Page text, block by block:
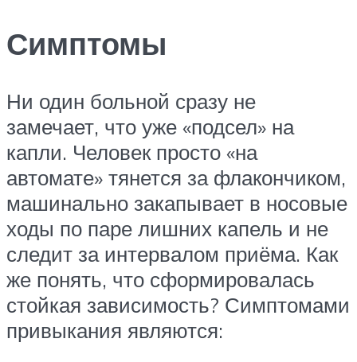
Симптомы
Ни один больной сразу не
замечает, что уже «подсел» на
капли. Человек просто «на
автомате» тянется за флакончиком,
машинально закапывает в носовые
ходы по паре лишних капель и не
следит за интервалом приёма. Как
же понять, что сформировалась
стойкая зависимость? Симптомами
привыкания являются: